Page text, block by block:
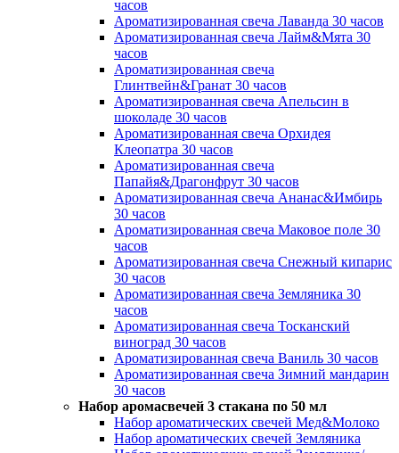
часов
Ароматизированная свеча Лаванда 30 часов
Ароматизированная свеча Лайм&Мята 30
часов
Ароматизированная свеча
Глинтвейн&Гранат 30 часов
Ароматизированная свеча Апельсин в
шоколаде 30 часов
Ароматизированная свеча Орхидея
Клеопатра 30 часов
Ароматизированная свеча
Папайя&Драгонфрут 30 часов
Ароматизированная свеча Ананас&Имбирь
30 часов
Ароматизированная свеча Маковое поле 30
часов
Ароматизированная свеча Снежный кипарис
30 часов
Ароматизированная свеча Земляника 30
часов
Ароматизированная свеча Тосканский
виноград 30 часов
Ароматизированная свеча Ваниль 30 часов
Ароматизированная свеча Зимний мандарин
30 часов
Набор аромасвечей 3 стакана по 50 мл
Набор ароматических свечей Мед&Молоко
Набор ароматических свечей Земляника